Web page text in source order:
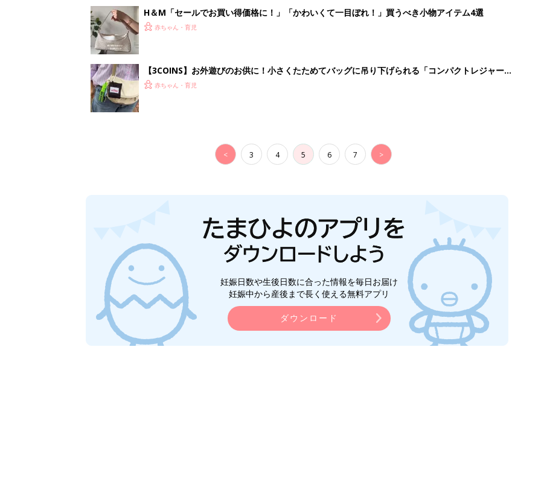
H＆М「セールでお買い得価格に！」「かわいくて一目ぼれ！」買うべき小物アイテム4選
赤ちゃん・育児
【3COINS】お外遊びのお供に！小さくたためてバッグに吊り下げられる「コンパクトレジャーシ
ート」
赤ちゃん・育児
< 3 4 5 6 7 >
妊娠日数や生後日数に合った情報を毎日お届け
妊娠中から産後まで長く使える無料アプリ
ダウンロード